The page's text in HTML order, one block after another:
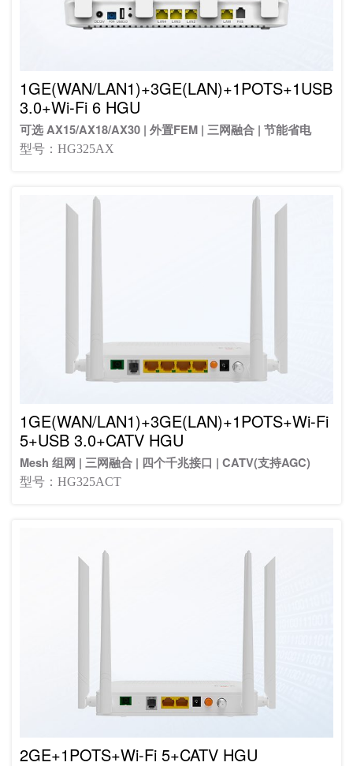
1GE(WAN/LAN1)+3GE(LAN)+1POTS+1USB
3.0+Wi-Fi 6 HGU
可选 AX15/AX18/AX30 | 外置FEM | 三网融合 | 节能省电
型号：HG325AX
1GE(WAN/LAN1)+3GE(LAN)+1POTS+Wi-Fi
5+USB 3.0+CATV HGU
Mesh 组网 | 三网融合 | 四个千兆接口 | CATV(支持AGC)
型号：HG325ACT
2GE+1POTS+Wi-Fi 5+CATV HGU